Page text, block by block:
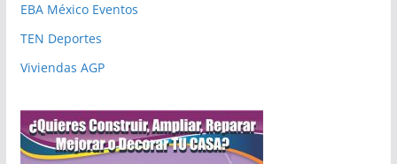
EBA México Eventos
TEN Deportes
Viviendas AGP